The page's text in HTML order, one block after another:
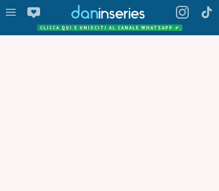
CLICCA QUI E UNISCITI AL CANALE WHATSAPP ✔